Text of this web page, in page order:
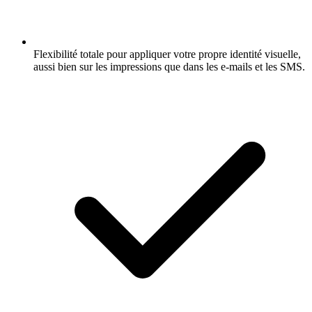
Flexibilité totale pour appliquer votre propre identité visuelle,
aussi bien sur les impressions que dans les e-mails et les SMS.